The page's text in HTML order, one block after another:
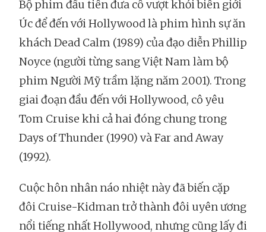
Bộ phim đầu tiên đưa cô vượt khỏi biên giới
Úc để đến với Hollywood là phim hình sự ăn
khách Dead Calm (1989) của đạo diễn Phillip
Noyce (người từng sang Việt Nam làm bộ
phim Người Mỹ trầm lặng năm 2001). Trong
giai đoạn đầu đến với Hollywood, cô yêu
Tom Cruise khi cả hai đóng chung trong
Days of Thunder (1990) và Far and Away
(1992).
Cuộc hôn nhân náo nhiệt này đã biến cặp
đôi Cruise-Kidman trở thành đôi uyên ương
nổi tiếng nhất Hollywood, nhưng cũng lấy đi